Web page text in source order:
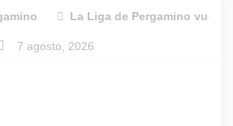
La Liga de Pergamino vuelve con todo:
7 agosto, 2026